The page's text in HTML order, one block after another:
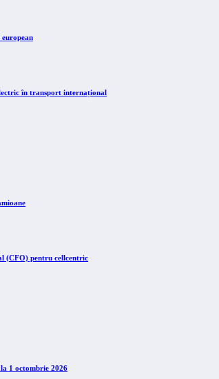
în transport internațional
(CFO) pentru cellcentric
1 octombrie 2026